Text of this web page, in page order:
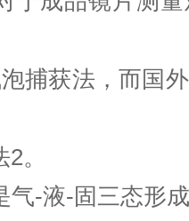
捕获法，而国
。
气-液-固三态形